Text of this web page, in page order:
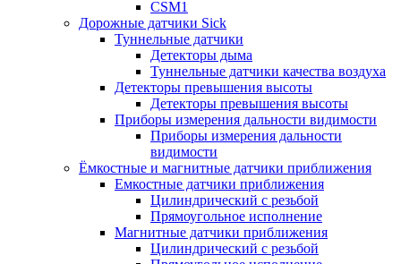
CSM1
Дорожные датчики Sick
Туннельные датчики
Детекторы дыма
Туннельные датчики качества воздуха
Детекторы превышения высоты
Детекторы превышения высоты
Приборы измерения дальности видимости
Приборы измерения дальности
видимости
Ёмкостные и магнитные датчики приближения
Емкостные датчики приближения
Цилиндрический с резьбой
Прямоугольное исполнение
Магнитные датчики приближения
Цилиндрический с резьбой